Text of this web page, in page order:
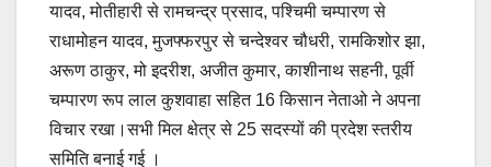
यादव, मोतीहारी से रामचन्द्र प्रसाद, पश्चिमी चम्पारण से
राधामोहन यादव, मुजफ्फरपुर से चन्देश्वर चौधरी, रामकिशोर झा,
अरूण ठाकुर, मो इदरीश, अजीत कुमार, काशीनाथ सहनी, पूर्वी
चम्पारण रूप लाल कुशवाहा सहित 16 किसान नेताओ ने अपना
विचार रखा।सभी मिल क्षेत्र से 25 सदस्यों की प्रदेश स्तरीय
समिति बनाई गई ।